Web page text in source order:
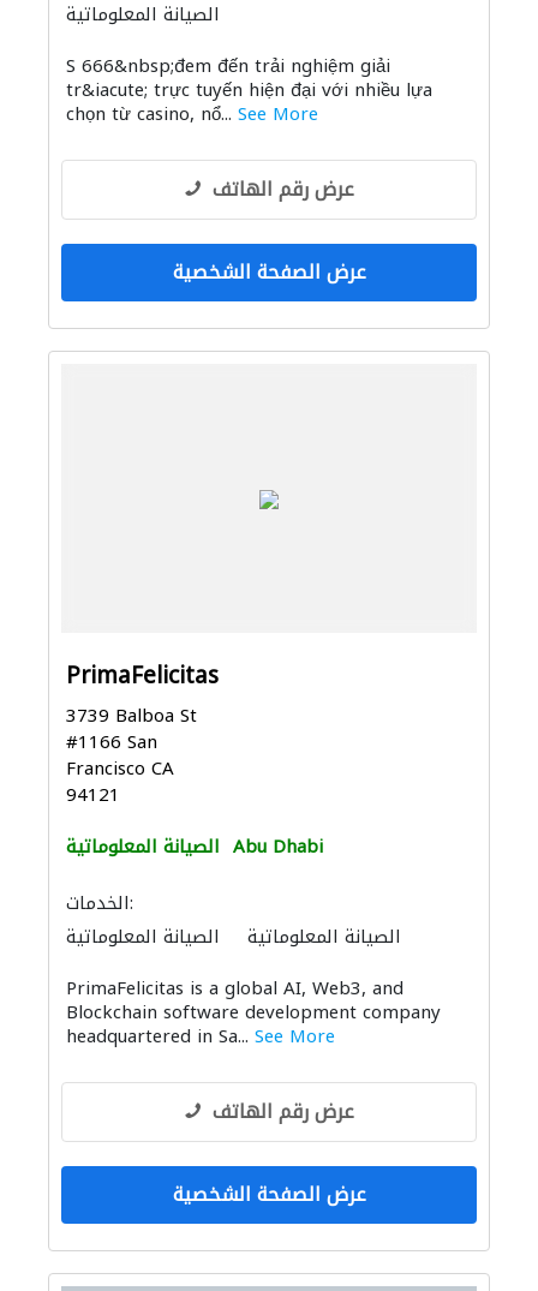
الصيانة المعلوماتية
S 666&nbsp;đem đến trải nghiệm giải
tr&iacute; trực tuyến hiện đại với nhiều lựa
chọn từ casino, nổ... See More
عرض رقم الهاتف
عرض الصفحة الشخصية
PrimaFelicitas
3739 Balboa St
#1166 San
Francisco CA
94121
الصيانة المعلوماتية Abu Dhabi
الخدمات:
الصيانة المعلوماتية
الصيانة المعلوماتية
PrimaFelicitas is a global AI, Web3, and
Blockchain software development company
headquartered in Sa... See More
عرض رقم الهاتف
عرض الصفحة الشخصية